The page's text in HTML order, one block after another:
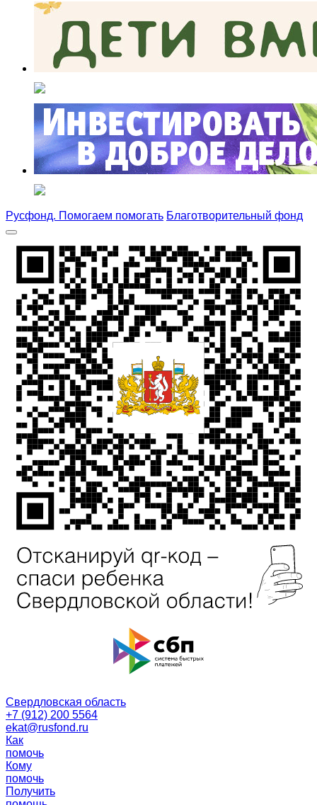
Русфонд. Помогаем помогать Благотворительный фонд
Свердловская область
+7 (912) 200 5564
ekat@rusfond.ru
Как
помочь
Кому
помочь
Получить